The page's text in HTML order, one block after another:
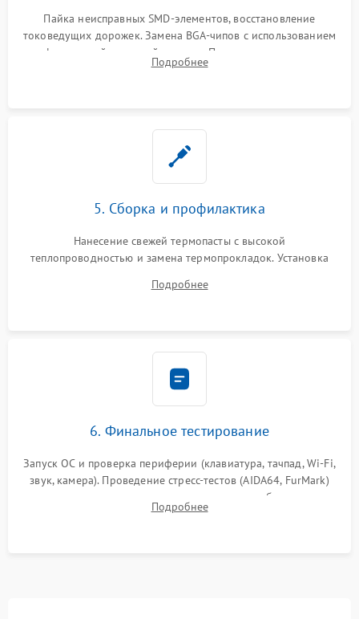
Пайка неисправных SMD-элементов, восстановление
токоведущих дорожек. Замена BGA-чипов с использованием
инфракрасной паяльной станции. Прошивка микросхемы
BIOS или замена поврежденных портов USB
Подробнее
5. Сборка и профилактика
Нанесение свежей термопасты с высокой
теплопроводностью и замена термопрокладок. Установка
шлейфов, модулей памяти и накопителей. Предварительная
Подробнее
6. Финальное тестирование
Запуск ОС и проверка периферии (клавиатура, тачпад, Wi-Fi,
звук, камера). Проведение стресс-тестов (AIDA64, FurMark)
для контроля температурного режима и стабильности
системы под пиковой нагрузкой.
Подробнее